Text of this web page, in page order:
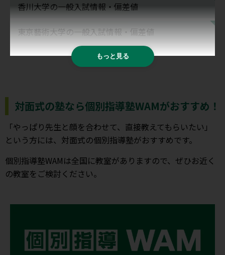
香川大学の一般入試情報・偏差値
東京藝術大学の一般入試情報・偏差値
もっと見る
対面式の塾なら個別指導塾WAMがおすすめ！
「やっぱり先生と顔を合わせて、直接教えてもらいたい」
という方には、対面式の個別指導塾がおすすめです。
個別指導塾WAMは全国に教室がありますので、ぜひお近く
の教室をご検討ください。